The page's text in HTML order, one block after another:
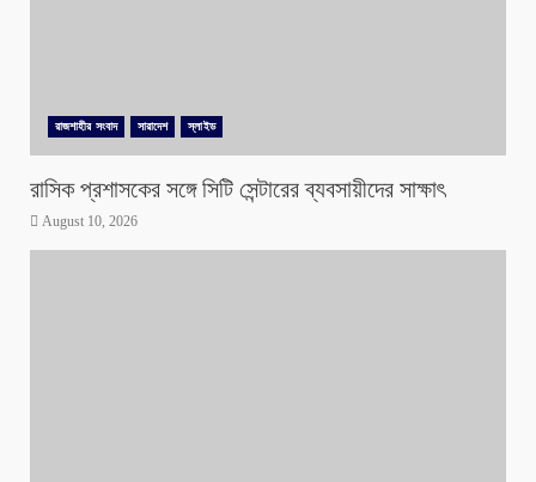
রাজশাহীর সংবাদ সারাদেশ স্লাইড
রাসিক প্রশাসকের সঙ্গে সিটি সেন্টারের ব্যবসায়ীদের সাক্ষাৎ
August 10, 2026